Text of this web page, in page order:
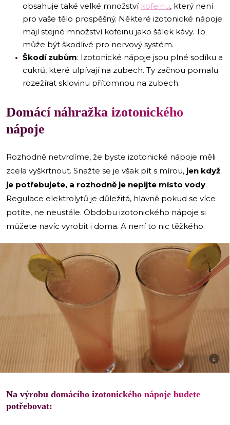
obsahuje také velké množství kofeinu, který není
pro vaše tělo prospěšný. Některé izotonické nápoje
mají stejné množství kofeinu jako šálek kávy. To
může být škodlivé pro nervový systém.
Škodí zubům: Izotonické nápoje jsou plné sodíku a
cukrů, které ulpívají na zubech. Ty začnou pomalu
rozežírat sklovinu přítomnou na zubech.
Domácí náhražka izotonického
nápoje
Rozhodně netvrdíme, že byste izotonické nápoje měli
zcela vyškrtnout. Snažte se je však pít s mírou, jen když
je potřebujete, a rozhodně je nepijte místo vody.
Regulace elektrolytů je důležitá, hlavně pokud se více
potíte, ne neustále. Obdobu izotonického nápoje si
můžete navíc vyrobit i doma. A není to nic těžkého.
i
Na výrobu domácího izotonického nápoje budete
potřebovat: